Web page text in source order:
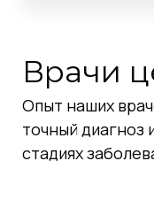
Врачи
Опыт наших
точный диагноз
стадиях